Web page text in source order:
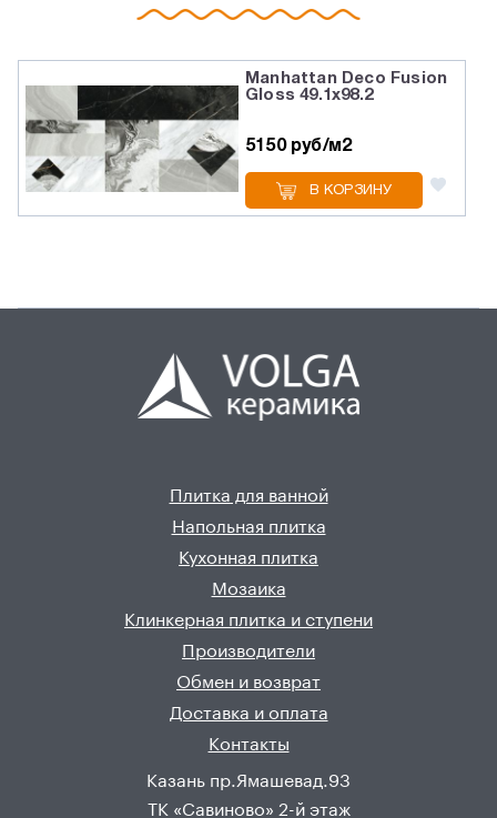
Manhattan Deco Fusion
Gloss 49.1х98.2
5150 руб/м2
В КОРЗИНУ
Плитка для ванной
Напольная плитка
Кухонная плитка
Мозаика
Клинкерная плитка и ступени
Производители
Обмен и возврат
Доставка и оплата
Контакты
Казань пр.Ямашевад.93
ТК «Савиново» 2-й этаж